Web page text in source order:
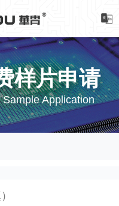
样片申请
Sample Application